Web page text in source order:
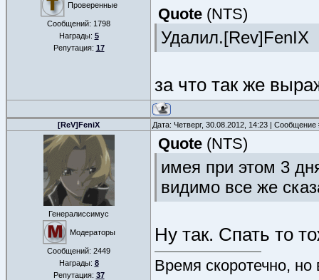
Проверенные
Сообщений: 1798
Награды: 5
Репутация: 17
Quote (NTS)
Удалил.[Rev]FenIX
за что так же
[ReV]FeniX Дата: Четверг, 30.08.2012, 14:23 |
Генералиссимус
Модераторы
Сообщений: 2449
Награды: 8
Репутация: 37
Quote (NTS)
имея при этом 3
видимо все же
Ну так. Спать то
Время скоротечно,